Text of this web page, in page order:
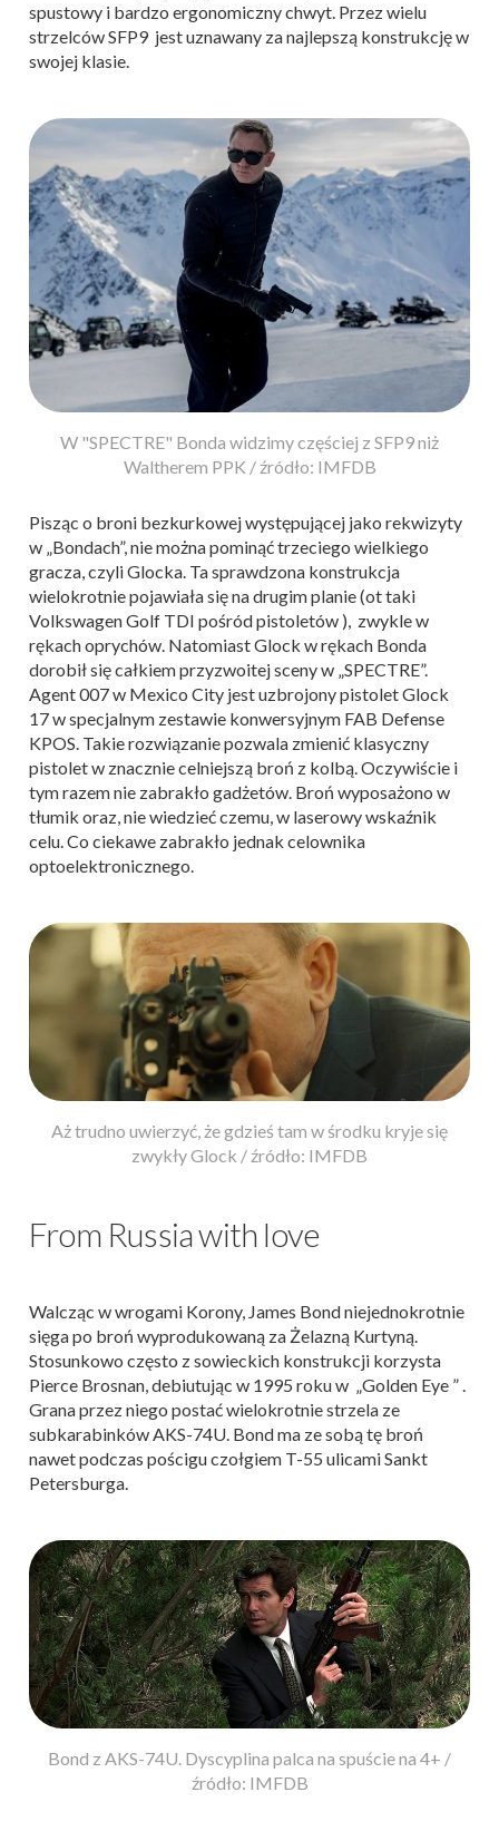
spustowy i bardzo ergonomiczny chwyt. Przez wielu
strzelców SFP9 jest uznawany za najlepszą konstrukcję w
swojej klasie.
W "SPECTRE" Bonda widzimy częściej z SFP9 niż
Waltherem PPK / źródło: IMFDB
Pisząc o broni bezkurkowej występującej jako rekwizyty
w „Bondach”, nie można pominąć trzeciego wielkiego
gracza, czyli Glocka. Ta sprawdzona konstrukcja
wielokrotnie pojawiała się na drugim planie (ot taki
Volkswagen Golf TDI pośród pistoletów ), zwykle w
rękach oprychów. Natomiast Glock w rękach Bonda
dorobił się całkiem przyzwoitej sceny w „SPECTRE”.
Agent 007 w Mexico City jest uzbrojony pistolet Glock
17 w specjalnym zestawie konwersyjnym FAB Defense
KPOS. Takie rozwiązanie pozwala zmienić klasyczny
pistolet w znacznie celniejszą broń z kolbą. Oczywiście i
tym razem nie zabrakło gadżetów. Broń wyposażono w
tłumik oraz, nie wiedzieć czemu, w laserowy wskaźnik
celu. Co ciekawe zabrakło jednak celownika
optoelektronicznego.
Aż trudno uwierzyć, że gdzieś tam w środku kryje się
zwykły Glock / źródło: IMFDB
From Russia with love
Walcząc w wrogami Korony, James Bond niejednokrotnie
sięga po broń wyprodukowaną za Żelazną Kurtyną.
Stosunkowo często z sowieckich konstrukcji korzysta
Pierce Brosnan, debiutując w 1995 roku w „Golden Eye ” .
Grana przez niego postać wielokrotnie strzela ze
subkarabinków AKS-74U. Bond ma ze sobą tę broń
nawet podczas pościgu czołgiem T-55 ulicami Sankt
Petersburga.
Bond z AKS-74U. Dyscyplina palca na spuście na 4+ /
źródło: IMFDB